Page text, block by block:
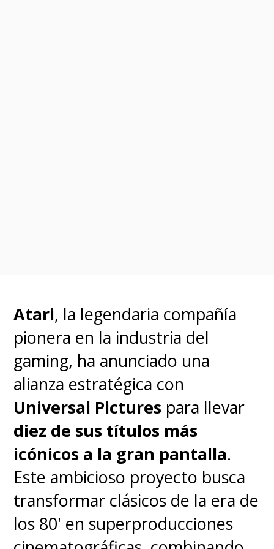
Atari, la legendaria compañía
pionera en la industria del
gaming, ha anunciado una
alianza estratégica con
Universal Pictures para llevar
diez de sus títulos más
icónicos a la gran pantalla.
Este ambicioso proyecto busca
transformar clásicos de la era de
los 80' en superproducciones